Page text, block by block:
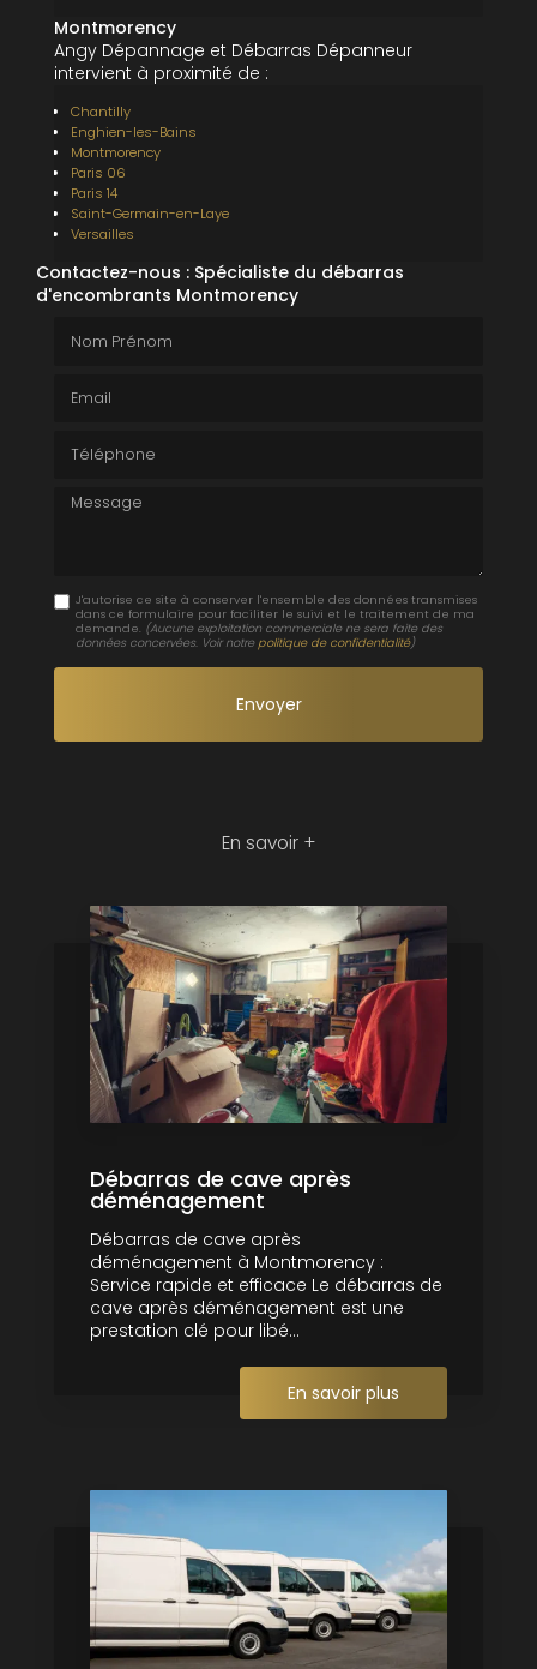
Montmorency
Angy Dépannage et Débarras Dépanneur
intervient à proximité de :
Chantilly
Enghien-les-Bains
Montmorency
Paris 06
Paris 14
Saint-Germain-en-Laye
Versailles
Contactez-nous : Spécialiste du débarras
d'encombrants Montmorency
Message
J'autorise ce site à conserver l'ensemble des données transmises
dans ce formulaire pour faciliter le suivi et le traitement de ma
demande. (Aucune exploitation commerciale ne sera faite des
données concervées. Voir notre politique de confidentialité)
En savoir +
Débarras de cave après
déménagement
Débarras de cave après
déménagement à Montmorency :
Service rapide et efficace Le débarras de
cave après déménagement est une
prestation clé pour libé...
En savoir plus